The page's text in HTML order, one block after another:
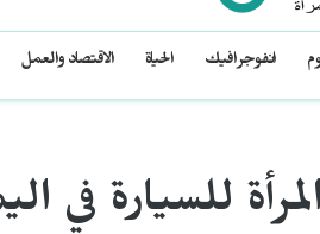
انفوجرافيك الحياة الاقتصاد والعمل
للسيارة